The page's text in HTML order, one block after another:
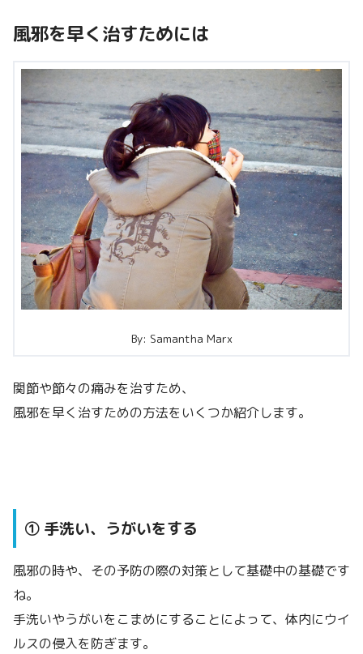
風邪を早く治すためには
By: Samantha Marx
関節や節々の痛みを治すため、
風邪を早く治すための方法をいくつか紹介します。
① 手洗い、うがいをする
風邪の時や、その予防の際の対策として基礎中の基礎です
ね。
手洗いやうがいをこまめにすることによって、体内にウイ
ルスの侵入を防ぎます。